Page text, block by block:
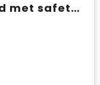
Addie sublimatie lanyard met safety breakaway sluiting